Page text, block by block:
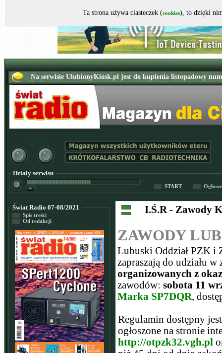
Działy serwisu
START
Świat Radio 07-08/2021
Spis treści
Od redakcji
I.Ś.R - Zawody
ZAWODY
Lubuski Oddział PZK i
zapraszają do udziału
organizowanych z
zawodów: sobota 11
Marka SP7DQR,
Regulamin dostępny
ogłoszone na stronie
http://otpzk32.vgh.pl
Ta strona używa ciasteczek (cookies), to dzięki